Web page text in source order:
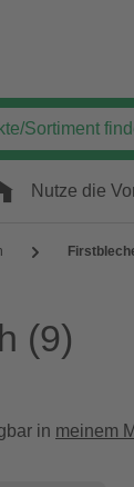
Nutze die
(9)
in meinem